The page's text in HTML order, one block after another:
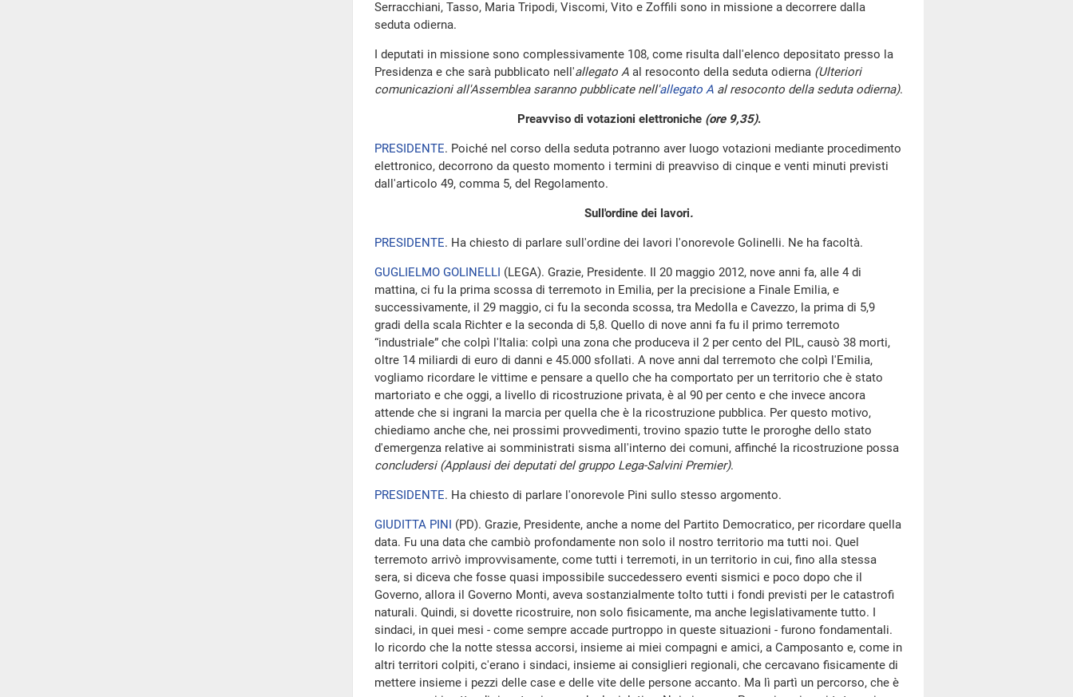
Serracchiani, Tasso, Maria Tripodi, Viscomi, Vito e Zoffili sono in missione a decorrere dalla
seduta odierna.
I deputati in missione sono complessivamente 108, come risulta dall'elenco depositato presso la
Presidenza e che sarà pubblicato nell'allegato A al resoconto della seduta odierna (Ulteriori
comunicazioni all'Assemblea saranno pubblicate nell'allegato A al resoconto della seduta odierna).
Preavviso di votazioni elettroniche (ore 9,35).
PRESIDENTE. Poiché nel corso della seduta potranno aver luogo votazioni mediante procedimento
elettronico, decorrono da questo momento i termini di preavviso di cinque e venti minuti previsti
dall'articolo 49, comma 5, del Regolamento.
Sull'ordine dei lavori.
PRESIDENTE. Ha chiesto di parlare sull'ordine dei lavori l'onorevole Golinelli. Ne ha facoltà.
GUGLIELMO GOLINELLI (LEGA). Grazie, Presidente. Il 20 maggio 2012, nove anni fa, alle 4 di
mattina, ci fu la prima scossa di terremoto in Emilia, per la precisione a Finale Emilia, e
successivamente, il 29 maggio, ci fu la seconda scossa, tra Medolla e Cavezzo, la prima di 5,9
gradi della scala Richter e la seconda di 5,8. Quello di nove anni fa fu il primo terremoto
“industriale” che colpì l'Italia: colpì una zona che produceva il 2 per cento del PIL, causò 38 morti,
oltre 14 miliardi di euro di danni e 45.000 sfollati. A nove anni dal terremoto che colpì l'Emilia,
vogliamo ricordare le vittime e pensare a quello che ha comportato per un territorio che è stato
martoriato e che oggi, a livello di ricostruzione privata, è al 90 per cento e che invece ancora
attende che si ingrani la marcia per quella che è la ricostruzione pubblica. Per questo motivo,
chiediamo anche che, nei prossimi provvedimenti, trovino spazio tutte le proroghe dello stato
d'emergenza relative ai somministrati sisma all'interno dei comuni, affinché la ricostruzione possa
concludersi (Applausi dei deputati del gruppo Lega-Salvini Premier).
PRESIDENTE. Ha chiesto di parlare l'onorevole Pini sullo stesso argomento.
GIUDITTA PINI (PD). Grazie, Presidente, anche a nome del Partito Democratico, per ricordare quella
data. Fu una data che cambiò profondamente non solo il nostro territorio ma tutti noi. Quel
terremoto arrivò improvvisamente, come tutti i terremoti, in un territorio in cui, fino alla stessa
sera, si diceva che fosse quasi impossibile succedessero eventi sismici e poco dopo che il
Governo, allora il Governo Monti, aveva sostanzialmente tolto tutti i fondi previsti per le catastrofi
naturali. Quindi, si dovette ricostruire, non solo fisicamente, ma anche legislativamente tutto. I
sindaci, in quei mesi - come sempre accade purtroppo in queste situazioni - furono fondamentali.
Io ricordo che la notte stessa accorsi, insieme ai miei compagni e amici, a Camposanto e, come in
altri territori colpiti, c'erano i sindaci, insieme ai consiglieri regionali, che cercavano fisicamente di
mettere insieme i pezzi delle case e delle vite delle persone accanto. Ma lì partì un percorso, che è